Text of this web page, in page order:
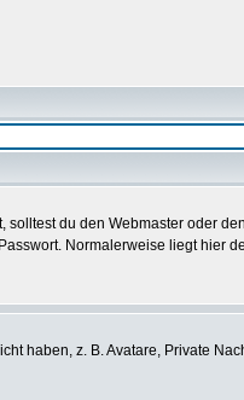
du den Webmaster oder
Normalerweise liegt hier
haben, z. B. Avatare, Private